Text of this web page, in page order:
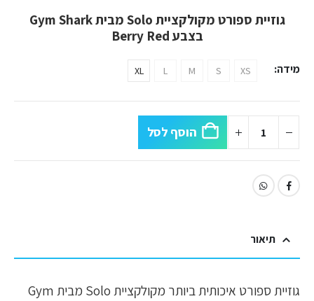
גוזיית ספורט מקולקציית Solo מבית Gym Shark
בצבע Berry Red
מידה XS
S
M
L
XL
הוסף לסל
תיאור
גוזיית ספורט איכותית ביותר מקולקציית Solo מבית Gym